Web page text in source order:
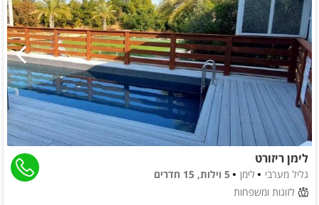
לימן ריזורט
גליל מערבי לימן
5 וילות, 15 חדרים
לזוגות ומשפחות